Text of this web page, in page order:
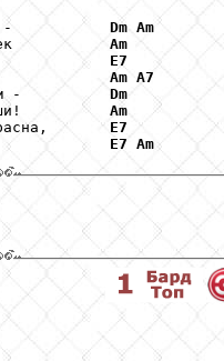
турки - Dm Am
чашек Am
басни E7
мужчин Am A7
- Dm
каши! Am
E7
E7 Am